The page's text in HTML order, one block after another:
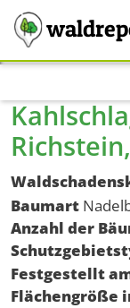
Baumart
Anzahl der
Festgestellt
Flächengröße